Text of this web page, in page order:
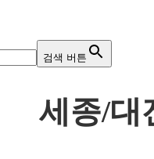
검색 버튼
세종/대